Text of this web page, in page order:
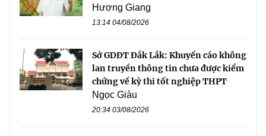
Hương Giang
13:14 04/08/2026
Sở GDĐT Đắk Lắk: Khuyến cáo không
lan truyền thông tin chưa được kiểm
chứng về kỳ thi tốt nghiệp THPT
Ngọc Giàu
20:34 03/08/2026